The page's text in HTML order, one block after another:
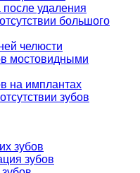
удаления
большого
челюсти
мостовидными
на имплантах
зубов
зубов
зубов